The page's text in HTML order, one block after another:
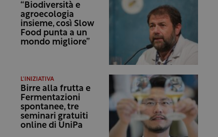
“Biodiversità e
agroecologia
insieme, così Slow
Food punta a un
mondo migliore”
L'INIZIATIVA
Birre alla frutta e
Fermentazioni
spontanee, tre
seminari gratuiti
online di UniPa